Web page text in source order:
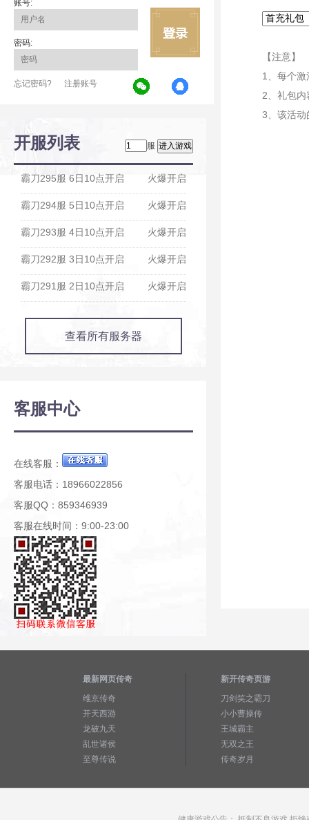
账号:
密码:
忘记密码? 注册账号
开服列表 服
火爆开启
霸刀295服 6日10点开启
火爆开启
霸刀294服 5日10点开启
火爆开启
霸刀293服 4日10点开启
火爆开启
霸刀292服 3日10点开启
火爆开启
霸刀291服 2日10点开启
查看所有服务器
客服中心
在线客服：
客服电话：18966022856
客服QQ：859346939
客服在线时间：9:00-23:00
【注意】
1、每个
2、礼包
3、该活动
最新网页传奇
维京传奇
开天西游
龙破九天
乱世诸侯
至尊传说
新开传奇页游
刀剑笑之霸刀
小小曹操传
王城霸主
无双之王
传奇岁月